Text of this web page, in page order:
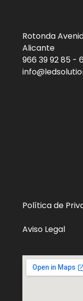
Rotonda
Alicante
966 39 92 85 -
Política de
Aviso Legal